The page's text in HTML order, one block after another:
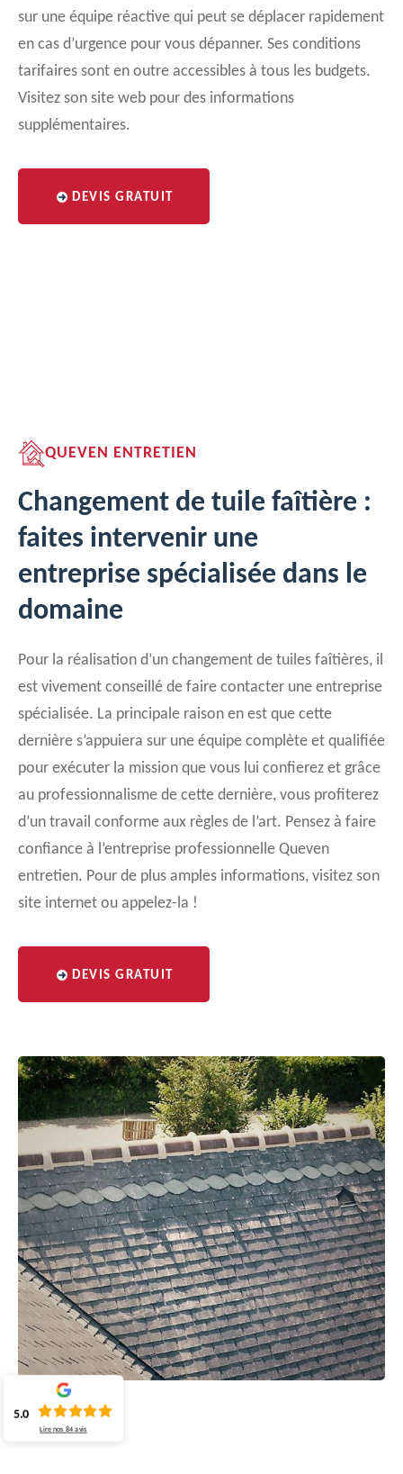
sur une équipe réactive qui peut se déplacer rapidement
en cas d’urgence pour vous dépanner. Ses conditions
tarifaires sont en outre accessibles à tous les budgets.
Visitez son site web pour des informations
supplémentaires.
DEVIS GRATUIT
QUEVEN ENTRETIEN
Changement de tuile faîtière :
faites intervenir une
entreprise spécialisée dans le
domaine
Pour la réalisation d’un changement de tuiles faîtières, il
est vivement conseillé de faire contacter une entreprise
spécialisée. La principale raison en est que cette
dernière s’appuiera sur une équipe complète et qualifiée
pour exécuter la mission que vous lui confierez et grâce
au professionnalisme de cette dernière, vous profiterez
d’un travail conforme aux règles de l’art. Pensez à faire
confiance à l’entreprise professionnelle Queven
entretien. Pour de plus amples informations, visitez son
site internet ou appelez-la !
DEVIS GRATUIT
5.0
Lire nos84 avis